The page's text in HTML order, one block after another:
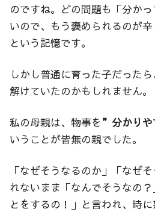
のですね。どの問題も「分か
いので、もう褒められるのが
という記憶です。
しかし普通に育った子だった
解けていたのかもしれません。
私の母親は、物事を”分かりや
いうことが皆無の親でした。
「なぜそうなるのか」「なぜ
れないまま「なんでそうなの
とをするの！」と言われ、時に